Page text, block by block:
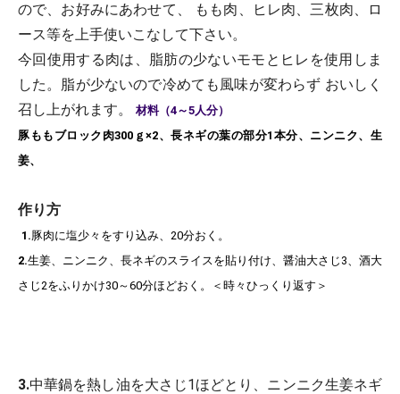
ので、お好みにあわせて、 もも肉、ヒレ肉、三枚肉、ロ
ース等を上手使いこなして下さい。
今回使用する肉は、脂肪の少ないモモとヒレを使用しま
した。脂が少ないので冷めても風味が変わらず おいしく
召し上がれます。
材料（4～5人分）
豚ももブロック肉300ｇ×2、長ネギの葉の部分1本分、ニンニク、生
姜、
作り方
1.豚肉に塩少々をすり込み、20分おく。
2.生姜、ニンニク、長ネギのスライスを貼り付け、醤油大さじ3、酒大
さじ2をふりかけ30～60分ほどおく。＜時々ひっくり返す＞
3.中華鍋を熱し油を大さじ1ほどとり、ニンニク生姜ネギ